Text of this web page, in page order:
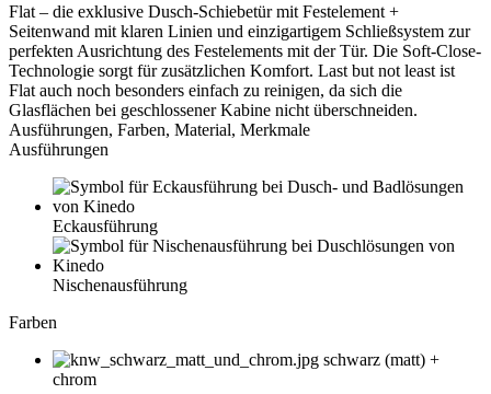
Flat – die exklusive Dusch-Schiebetür mit Festelement +
Seitenwand mit klaren Linien und einzigartigem Schließsystem zur
perfekten Ausrichtung des Festelements mit der Tür. Die Soft-Close-
Technologie sorgt für zusätzlichen Komfort. Last but not least ist
Flat auch noch besonders einfach zu reinigen, da sich die
Glasflächen bei geschlossener Kabine nicht überschneiden.
Ausführungen, Farben, Material, Merkmale
Ausführungen
Eckausführung
Nischenausführung
Farben
schwarz (matt) +
chrom